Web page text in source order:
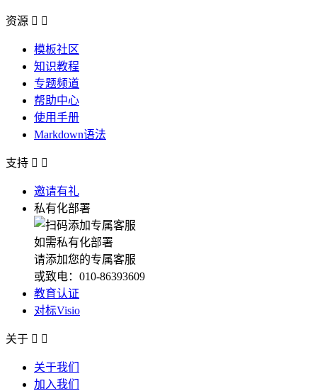
资源  
模板社区
知识教程
专题频道
帮助中心
使用手册
Markdown语法
支持  
邀请有礼
私有化部署
如需私有化部署
请添加您的专属客服
或致电：010-86393609
教育认证
对标Visio
关于  
关于我们
加入我们